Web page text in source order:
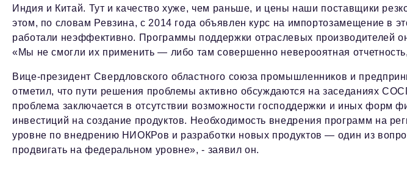
Индия и Китай. Тут и качество хуже, чем раньше, и цены наши поставщики
этом, по словам Ревзина, с 2014 года объявлен курс на импортозамещение в
работали неэффективно. Программы поддержки отраслевых производителей
«Мы не смогли их применить — либо там совершенно неверооятная
Вице-президент Свердловского областного союза промышленников и
отметил, что пути решения проблемы активно обсуждаются на заседаниях
проблема заключается в отсутствии возможности господдержки и иных форм
инвестиций на создание продуктов. Необходимость внедрения программ на
уровне по внедрению НИОКРов и разработки новых продуктов — один из
продвигать на федеральном уровне», - заявил он.